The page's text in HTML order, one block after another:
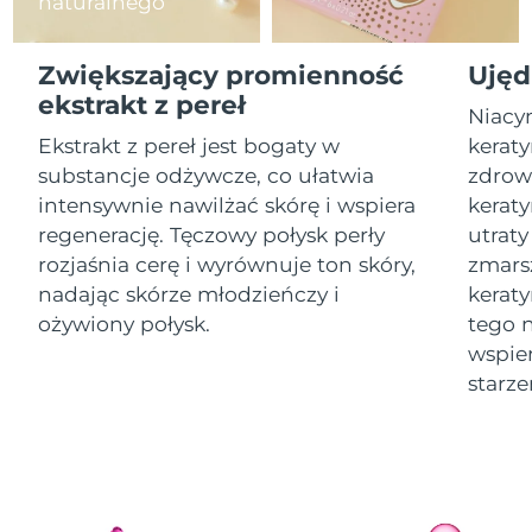
Zwiększający promienność
ekstrakt z pereł
Ekstrakt z pereł jest bogaty w
substancje odżywcze, co ułatwia
intensywnie nawilżać skórę i wspiera
regenerację. Tęczowy połysk perły
rozjaśnia cerę i wyrównuje ton skóry,
nadając skórze młodzieńczy i
ożywiony połysk.
tego
Oczekiwany czas dostawy
8/13/26
Oczekiwany czas dostawy
8/9/26
Japonia
Oczekiwany czas dostawy
8/12/26
Jersey
Oczekiwany czas dostawy
8/14/26
Kazachstan
Oczekiwany czas dostawy
8/11/26